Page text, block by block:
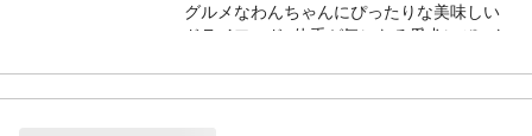
グルメなわんちゃんにぴったりな美味しい
ドライフード●体重が気になる愛犬にぴった